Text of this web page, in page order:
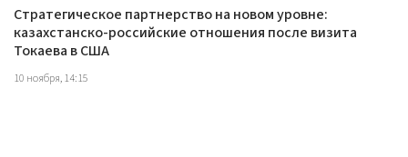
Стратегическое партнерство на новом уровне:
казахстанско-российские отношения после визита
Токаева в США
10 ноября, 14:15